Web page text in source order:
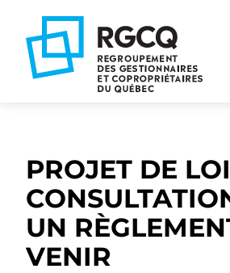
navigation
principale
contenu
PROJET DE
UN
VENIR